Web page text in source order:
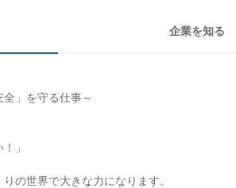
企業を知る
」を守る仕事～
」
の世界で大きな力になります。